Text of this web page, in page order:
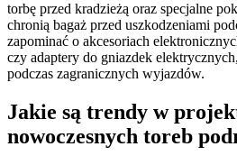
torbę przed kradzieżą oraz specjalne
chronią bagaż przed uszkodzeniami
zapominać o akcesoriach
czy adaptery do gniazdek
podczas zagranicznych wyjazdów.
Jakie są trendy w
nowoczesnych toreb